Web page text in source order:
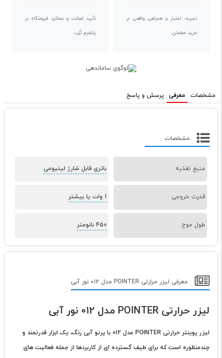
تجربه، اعتبار و همراهی واقعی در
خرید مطمئن.
تأیید اصالت و عملکرد فروشگاه در
پلتفرم تُرُب.
مشخصات معرفی پرسش و پاسخ
مشخصات
منبع تغذیه باتری قابل شارژ لیتیومی
قدرت خروجی 1 وات یا بیشتر
طول موج 450 نانومتر
معرفی لیزر حرارتی POINTER مدل 012 نور آبی
لیزر حرارتی POINTER مدل 012 نور آبی
لیزر پوینتر حرارتی
POINTER مدل 012 با پرتو آبی رنگ، یک ابزار قدرتمند و
چندمنظوره است که برای طیف گسترده ای از کاربردها از جمله فعالیت های